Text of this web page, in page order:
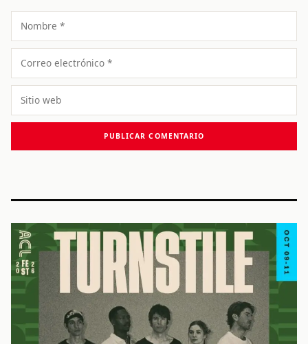
Nombre
Correo
electrónico
Sitio
web